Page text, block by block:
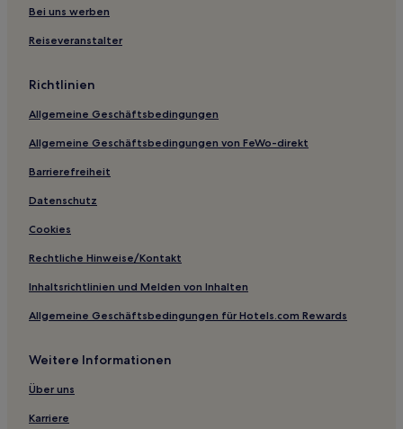
Bismarck Hotels
Hotels nahe St. Elizabeth of Hungary Catholic Church
Altus Hotels
Newton County: Hotels
Hotels nahe Fordyce Bathhouse Vistor Center
Hotels nahe Ozark Regional
Arkansas: Hotels
Bella Vista Hotels
Timbo Hotels
Dierks Hotels
Hotels nahe Fort Smith Convention Center
Hotels nahe Funtrackers Family Park
Fox Hotels
Elm Springs Hotels
Bei uns werben
Reiseveranstalter
Richtlinien
Allgemeine Geschäftsbedingungen
Allgemeine Geschäftsbedingungen von FeWo-direkt
Barrierefreiheit
Datenschutz
Cookies
Rechtliche Hinweise/Kontakt
Inhaltsrichtlinien und Melden von Inhalten
Allgemeine Geschäftsbedingungen für Hotels.com Rewards
Weitere Informationen
Über uns
Karriere